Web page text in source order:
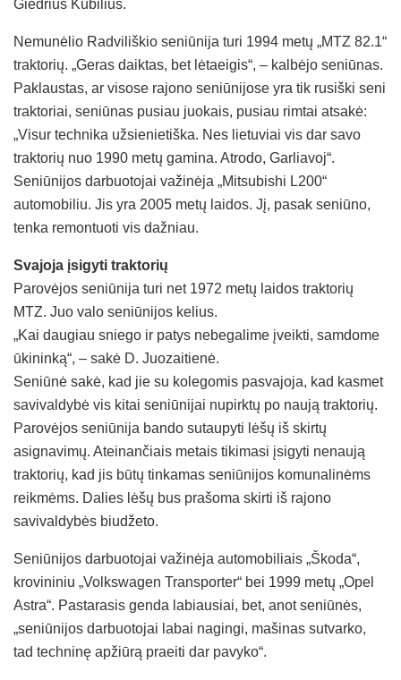
Giedrius Kubilius.
Nemunėlio Radviliškio seniūnija turi 1994 metų „MTZ 82.1“
traktorių. „Geras daiktas, bet lėtaeigis“, – kalbėjo seniūnas.
Paklaustas, ar visose rajono seniūnijose yra tik rusiški seni
traktoriai, seniūnas pusiau juokais, pusiau rimtai atsakė:
„Visur technika užsienietiška. Nes lietuviai vis dar savo
traktorių nuo 1990 metų gamina. Atrodo, Garliavoj“.
Seniūnijos darbuotojai važinėja „Mitsubishi L200“
automobiliu. Jis yra 2005 metų laidos. Jį, pasak seniūno,
tenka remontuoti vis dažniau.
Svajoja įsigyti traktorių
Parovėjos seniūnija turi net 1972 metų laidos traktorių
MTZ. Juo valo seniūnijos kelius.
„Kai daugiau sniego ir patys nebegalime įveikti, samdome
ūkininką“, – sakė D. Juozaitienė.
Seniūnė sakė, kad jie su kolegomis pasvajoja, kad kasmet
savivaldybė vis kitai seniūnijai nupirktų po naują traktorių.
Parovėjos seniūnija bando sutaupyti lėšų iš skirtų
asignavimų. Ateinančiais metais tikimasi įsigyti nenaują
traktorių, kad jis būtų tinkamas seniūnijos komunalinėms
reikmėms. Dalies lėšų bus prašoma skirti iš rajono
savivaldybės biudžeto.
Seniūnijos darbuotojai važinėja automobiliais „Škoda“,
krovininiu „Volkswagen Transporter“ bei 1999 metų „Opel
Astra“. Pastarasis genda labiausiai, bet, anot seniūnės,
„seniūnijos darbuotojai labai nagingi, mašinas sutvarko,
tad techninę apžiūrą praeiti dar pavyko“.